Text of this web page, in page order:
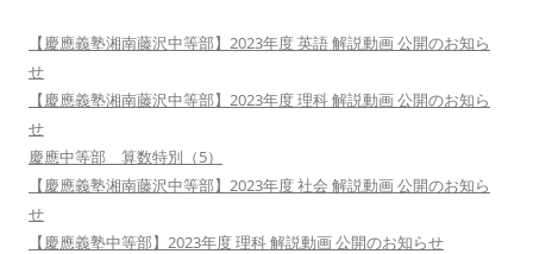
【慶應義塾湘南藤沢中等部】2023年度 英語 解説動画 公開のお知ら
せ
【慶應義塾湘南藤沢中等部】2023年度 理科 解説動画 公開のお知ら
せ
慶應中等部 算数特別（5）
【慶應義塾湘南藤沢中等部】2023年度 社会 解説動画 公開のお知ら
せ
【慶應義塾中等部】2023年度 理科 解説動画 公開のお知らせ